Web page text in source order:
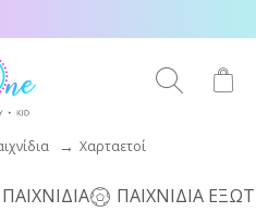
Χαρταετοί
ΠΑΙΧΝΊΔΙΑ ΠΑΙΧΝΊΔΙΑ